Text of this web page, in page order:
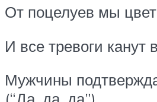
От поцелуев мы
И все тревоги канут
Мужчины